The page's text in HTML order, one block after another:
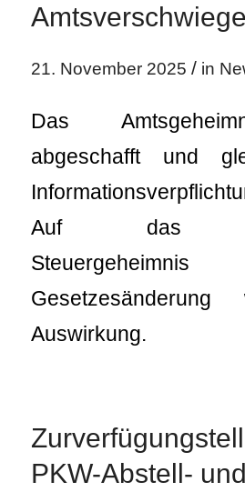
21. November 2025 / in
Das
abgeschafft und
Auf das
Auswirkung.
PKW-Abstell- und